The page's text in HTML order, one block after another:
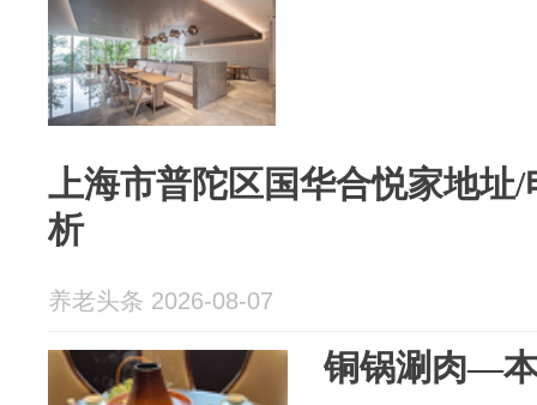
上海市普陀区国华合悦家地址
析
养老头条 2026-08-07
铜锅涮肉—